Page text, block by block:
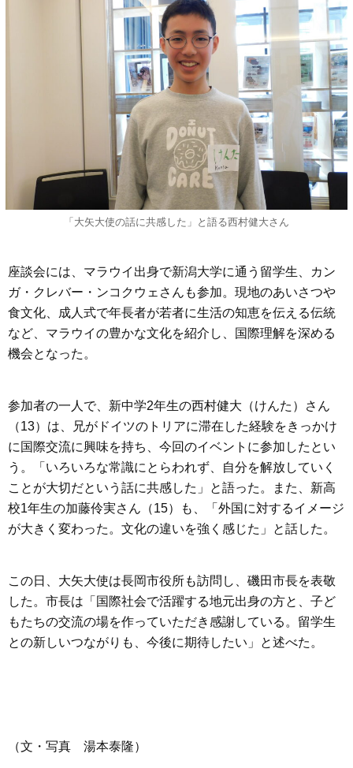
「大矢大使の話に共感した」と語る西村健大さん
座談会には、マラウイ出身で新潟大学に通う留学生、カン
ガ・クレバー・ンコクウェさんも参加。現地のあいさつや
食文化、成人式で年長者が若者に生活の知恵を伝える伝統
など、マラウイの豊かな文化を紹介し、国際理解を深める
機会となった。
参加者の一人で、新中学2年生の西村健大（けんた）さん
（13）は、兄がドイツのトリアに滞在した経験をきっかけ
に国際交流に興味を持ち、今回のイベントに参加したとい
う。「いろいろな常識にとらわれず、自分を解放していく
ことが大切だという話に共感した」と語った。また、新高
校1年生の加藤伶実さん（15）も、「外国に対するイメージ
が大きく変わった。文化の違いを強く感じた」と話した。
この日、大矢大使は長岡市役所も訪問し、磯田市長を表敬
した。市長は「国際社会で活躍する地元出身の方と、子ど
もたちの交流の場を作っていただき感謝している。留学生
との新しいつながりも、今後に期待したい」と述べた。
（文・写真 湯本泰隆）